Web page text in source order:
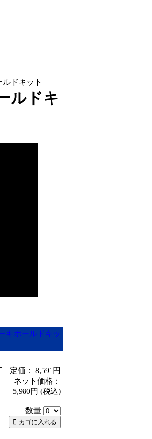
ドキット
ルドキ
キホールドキッ
定価： 8,591円
ネット価格：
5,980円 (税込)
数量